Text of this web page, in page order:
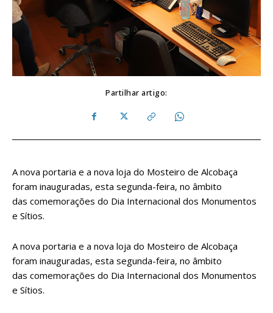
Partilhar artigo:
A nova portaria e a nova loja do Mosteiro de Alcobaça
foram inauguradas, esta segunda-feira, no âmbito
das comemorações do Dia Internacional dos Monumentos
e Sítios.
A nova portaria e a nova loja do Mosteiro de Alcobaça
foram inauguradas, esta segunda-feira, no âmbito
das comemorações do Dia Internacional dos Monumentos
e Sítios.